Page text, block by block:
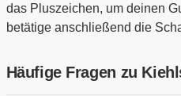
das Pluszeichen, um deinen
betätige anschließend die
Häufige Fragen zu